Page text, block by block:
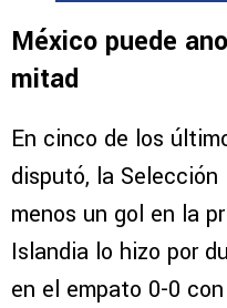
México puede
mitad
En cinco de los
disputó, la
menos un gol en la
Islandia lo hizo por
en el empato 0-0